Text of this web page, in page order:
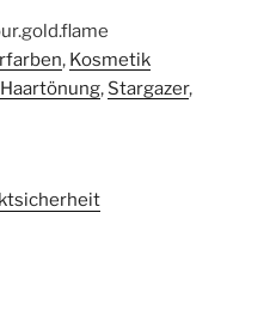
, Kosmetik
, Stargazer,